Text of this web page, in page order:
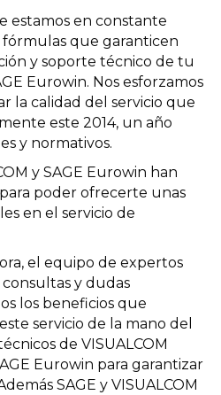
estamos en constante
que garanticen
y soporte técnico de tu
Eurowin. Nos esforzamos
la calidad del servicio que
este 2014, un año
y normativos.
y SAGE Eurowin han
poder ofrecerte unas
en el servicio de
el equipo de expertos
y dudas
los beneficios que
servicio de la mano del
de VISUALCOM
Eurowin para garantizar
SAGE y VISUALCOM